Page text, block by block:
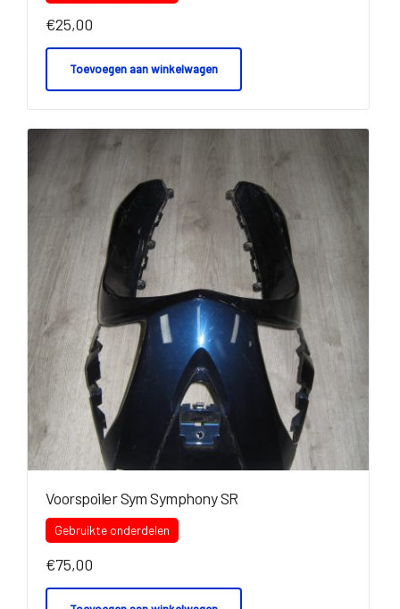
€25,00
Toevoegen aan winkelwagen
Voorspoiler Sym Symphony SR
Gebruikte onderdelen
€75,00